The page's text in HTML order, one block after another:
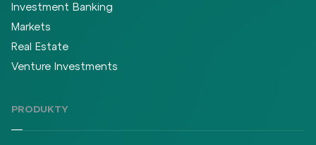
Investment Banking
Markets
Real Estate
Venture Investments
PRODUKTY